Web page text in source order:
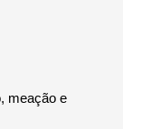
meação e